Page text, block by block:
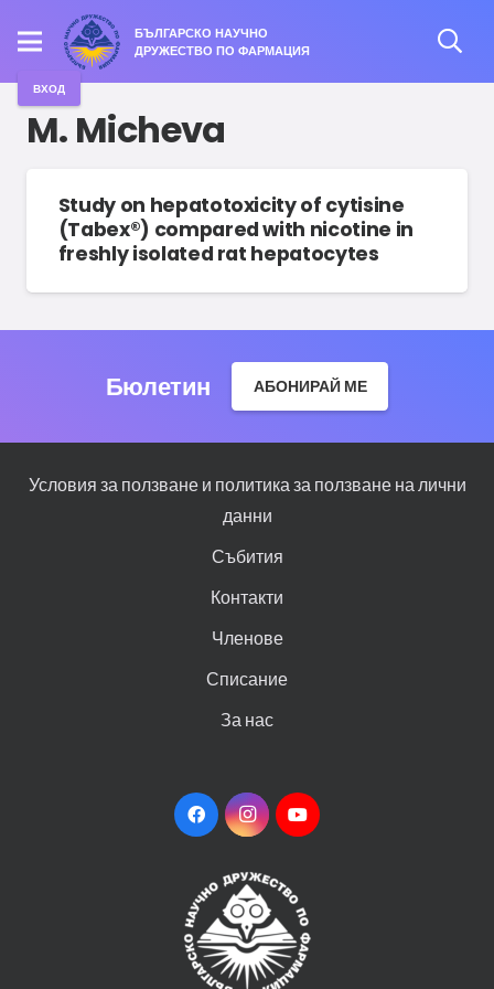
БЪЛГАРСКО НАУЧНО
ДРУЖЕСТВО ПО ФАРМАЦИЯ
ВХОД
M. Micheva
Study on hepatotoxicity of cytisine
(Tabex®) compared with nicotine in
freshly isolated rat hepatocytes
Бюлетин АБОНИРАЙ МЕ
Условия за ползване и политика за ползване на лични
данни
Събития
Контакти
Членове
Списание
За нас